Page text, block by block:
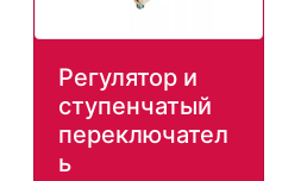
Регулятор и
ступенчатый
переключател
ь